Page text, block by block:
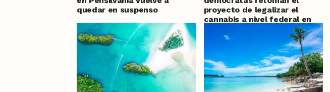
quedar en suspenso
proyecto de legalizar el
cannabis a nivel federal en